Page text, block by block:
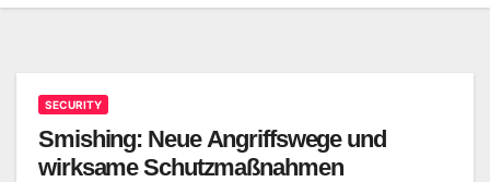
SECURITY
Smishing: Neue Angriffswege und
wirksame Schutzmaßnahmen